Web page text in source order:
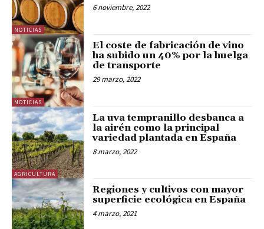
NOTICIAS
6 noviembre, 2022
NOTICIAS
El coste de fabricación de vino
ha subido un 40% por la huelga
de transporte
29 marzo, 2022
AGRICULTURA
La uva tempranillo desbanca a
la airén como la principal
variedad plantada en España
8 marzo, 2022
Regiones y cultivos con mayor
superficie ecológica en España
4 marzo, 2021